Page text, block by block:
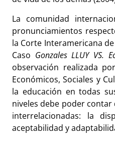
La comunidad
pronunciamientos
la Corte Interamericana
Caso Gonzales LLUY VS.
observación realizada
Económicos, Sociales y
la educación en todas
niveles debe poder
interrelacionadas: la
aceptabilidad y